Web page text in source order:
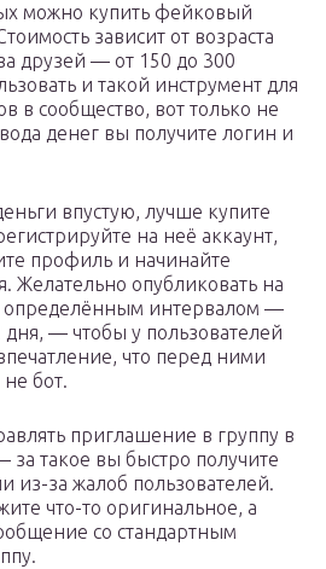
можно купить фейковый
зависит от возраста
друзей — от 150 до 300
и такой инструмент для
в сообщество, вот только не
денег вы получите логин и
впустую, лучше купите
на неё аккаунт,
профиль и начинайте
Желательно опубликовать на
определённым интервалом —
— чтобы у пользователей
что перед ними
бот.
приглашение в группу в
такое вы быстро получите
из-за жалоб пользователей.
что-то оригинальное, а
со стандартным